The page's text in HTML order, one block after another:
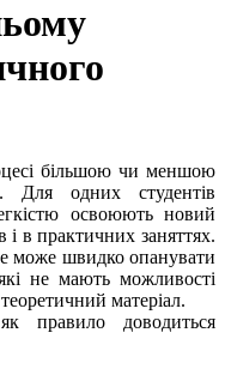
більшою чи меншою
Для одних студентів
освоюють новий
і в практичних заняттях.
може швидко опанувати
не мають можливості
матеріал.
правило доводиться